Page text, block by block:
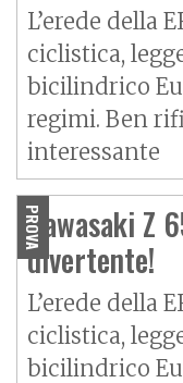
L’erede della
ciclistica,
bicilindrico
regimi. Ben
interessante
PROVA
Kawasaki Z
divertente!
L’erede della
ciclistica,
bicilindrico